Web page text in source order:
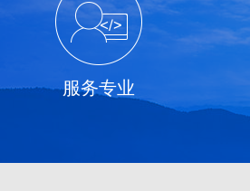
服务专业